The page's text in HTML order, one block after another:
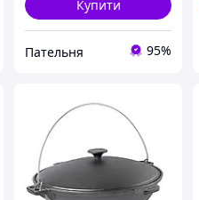
Купити
Пательня 95%